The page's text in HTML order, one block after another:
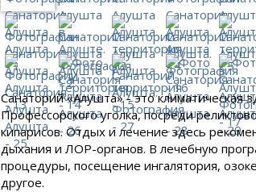
Санаторий «Алушта» - это климатическая
Профессорского уголка, посреди
кипарисов. Отдых и лечение здесь
дыхания и ЛОР-органов. В лечебную
процедуры, посещение ингалятория,
другое.